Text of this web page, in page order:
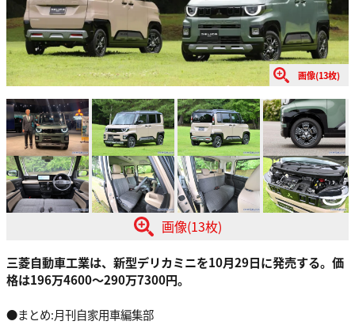
画像(13枚)
画像(13枚)
三菱自動車工業は、新型デリカミニを10月29日に発売する。価
格は196万4600〜290万7300円。
●まとめ:月刊自家用車編集部